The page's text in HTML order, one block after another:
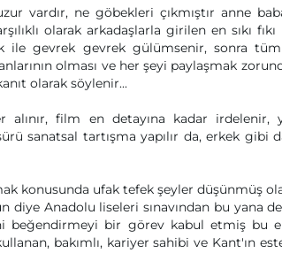
vardır, ne göbekleri çıkmıştır anne
olarak arkadaşlarla girilen en sıkı
ile gevrek gevrek gülümsenir, sonra
olması ve her şeyi paylaşmak
olarak söylenir...
alınır, film en detayına kadar
sanatsal tartışma yapılır da, erkek gibi
konusunda ufak tefek şeyler düşünmüş
diye Anadolu liseleri sınavından bu yana
beğendirmeyi bir görev kabul etmiş bu
bakımlı, kariyer sahibi ve Kant'ın